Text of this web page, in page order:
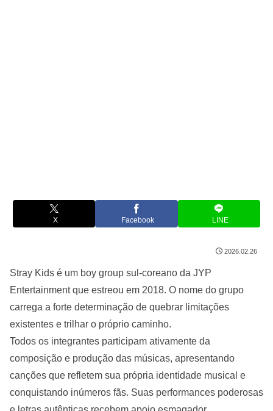
X Facebook LINE
2026.02.26
Stray Kids é um boy group sul-coreano da JYP
Entertainment que estreou em 2018. O nome do grupo
carrega a forte determinação de quebrar limitações
existentes e trilhar o próprio caminho.
Todos os integrantes participam ativamente da
composição e produção das músicas, apresentando
canções que refletem sua própria identidade musical e
conquistando inúmeros fãs. Suas performances poderosas